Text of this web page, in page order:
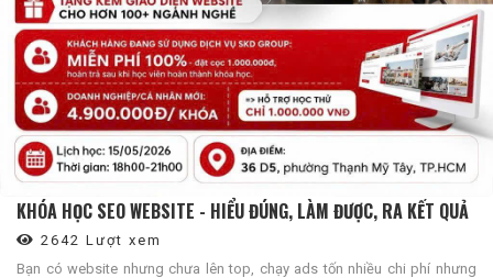
KHÓA HỌC SEO WEBSITE - HIỂU ĐÚNG, LÀM ĐƯỢC, RA KẾT QUẢ
2642 Lượt xem
Bạn có website nhưng chưa lên top, chạy ads tốn nhiều chi phí nhưng